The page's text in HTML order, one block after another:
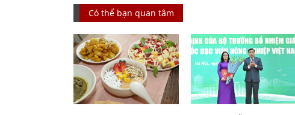
Có thể bạn quan tâm